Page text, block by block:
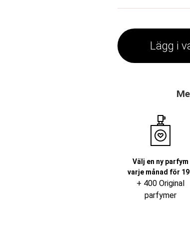
Lägg i
Välj en ny parfym
varje månad för
+ 400 Original
parfymer